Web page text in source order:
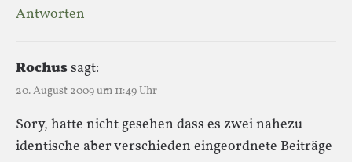
Antworten
Rochussagt:
20. August 2009 um 11:49 Uhr
Sory, hatte nicht gesehen dass es zwei nahezu
identische aber verschieden eingeordnete Beiträge